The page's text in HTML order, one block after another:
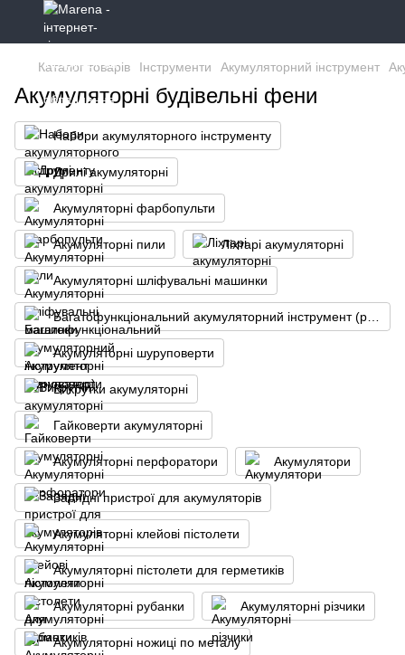
Каталог товарів Інструменти Акумуляторний інструмент
Акумуляторні будівельні фени
Набори акумуляторного інструменту
Дрилі акумуляторні
Акумуляторні фарбопульти
Акумуляторні пили Ліхтарі акумуляторні
Акумуляторні шліфувальні машинки
Акумуляторні шуруповерти
Викрутки акумуляторні
Гайковерти акумуляторні
Акумуляторні перфоратори Акумулятори
Зарядні пристрої для акумуляторів
Акумуляторні клейові пістолети
Акумуляторні пістолети для герметиків
Акумуляторні рубанки Акумуляторні різчики
Акумуляторні ножиці по металу